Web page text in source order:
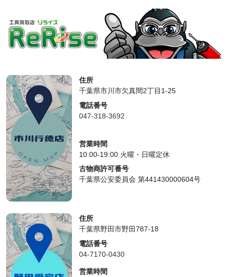
住所
千葉県市川市欠真間2丁目1-25
電話番号
047-318-3692
営業時間
10:00-19:00 火曜・日曜定休
古物商許可番号
千葉県公安委員会 第441430000604号
住所
千葉県野田市野田787-18
電話番号
04-7170-0430
営業時間